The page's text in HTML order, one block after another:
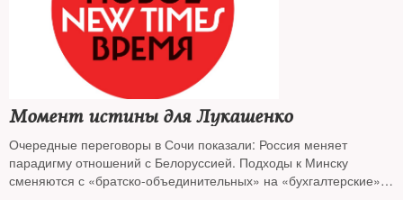
Момент истины для Лукашенко
Очередные переговоры в Сочи показали: Россия меняет
парадигму отношений с Белоруссией. Подходы к Минску
сменяются с «братско-объединительных» на «бухгалтерские»,